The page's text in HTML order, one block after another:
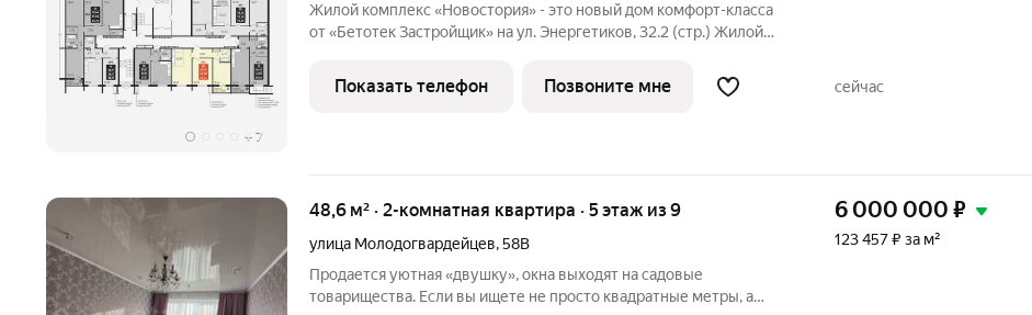
+ 7
Жилой комплекс «Новостория» - это новый дом комфорт-класса
от «Бетотек Застройщик» на ул. Энергетиков, 32.2 (стр.) Жилой
здание, где 2 подъезда высотой в 7 этажей и 2 подъезда 10
этажей.
Показать телефон Позвоните мне сейчас
48,6 м² · 2-комнатная квартира · 5 этаж из 9
улица Молодогвардейцев,58В
Продается уютная «двушку», окна выходят на садовые
товарищества. Если вы ищете не просто квадратные метры, а
6 000 000 ₽
123 457 ₽ за м²